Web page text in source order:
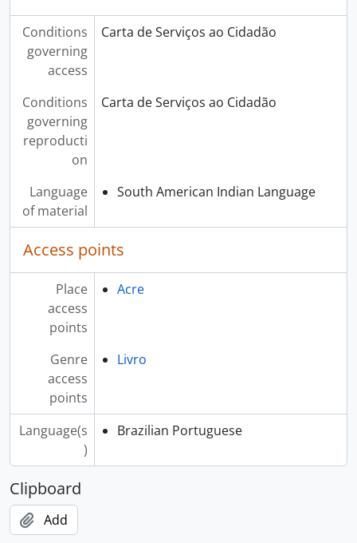
Conditions
governing
access
Carta de Serviços ao Cidadão
Conditions
governing
reproducti
on
Carta de Serviços ao Cidadão
Language
of material
South American Indian Language
Access points
Place
access
points
Acre
Genre
access
points
Livro
Language(s
)
Brazilian Portuguese
Clipboard
Add